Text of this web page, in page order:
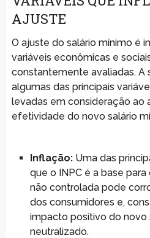
AJUSTE
O ajuste do salário mínimo é
variáveis econômicas e
constantemente avaliadas. A
algumas das principais
levadas em consideração ao
efetividade do novo salário
Inflação:Uma das
que o INPC é a base
não controlada pode
dos consumidores e,
impacto positivo do novo
neutralizado.